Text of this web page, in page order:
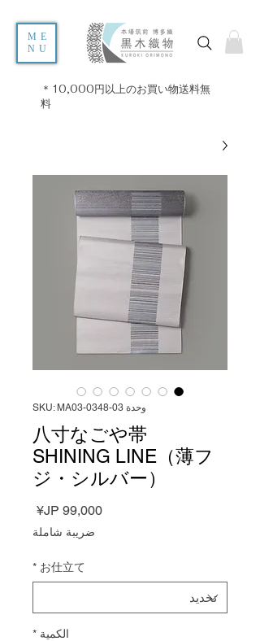
ME
NU
＊10,000円以上のお買い物送料無
料
وحدة SKU: MA03-0348-03
八寸なごや帯
SHINING LINE（薄フ
ジ・シルバー）
السعر
ضريبة شاملة
お仕立て
*
الكمية *